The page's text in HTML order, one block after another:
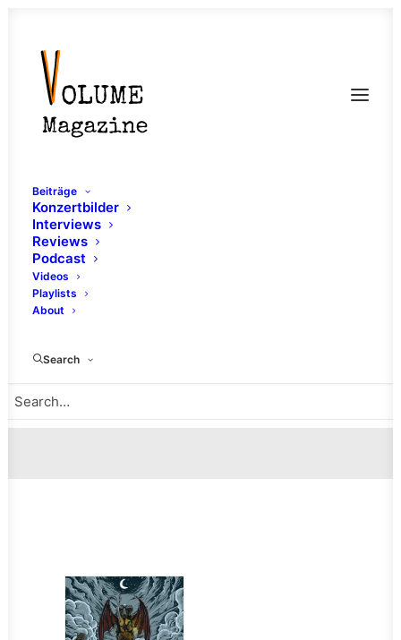
Beiträge
Konzertbilder
Interviews
Reviews
Podcast
Videos
Playlists
About
Search